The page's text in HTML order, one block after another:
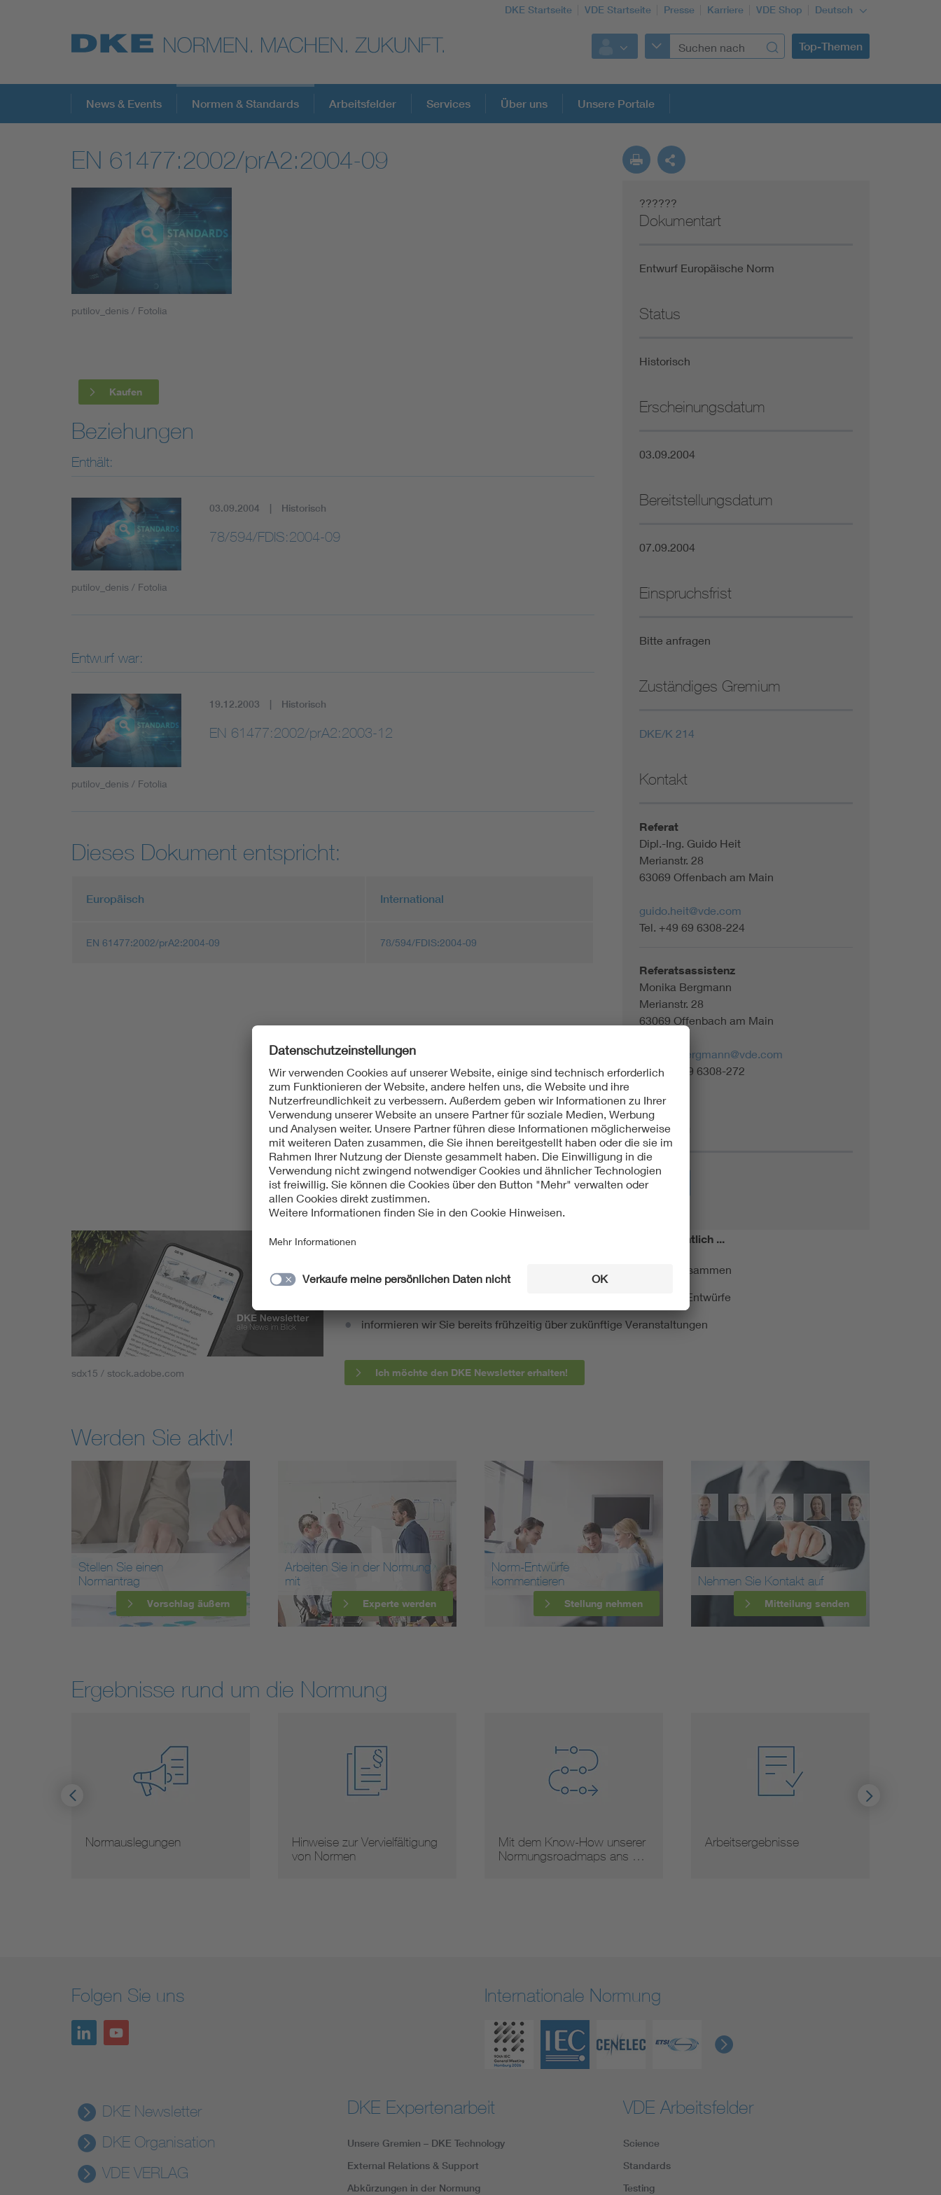
DKE Startseite VDE Startseite Presse Karriere VDE Shop Deutsch
Top-Themen
Top-Themen
VDE Fokusthemen
Digital Security
Energy
Mobility
Smart Cities
DKE Fachinformationen im Kontext der Normung
Funktionale Sicherheit schützt den Menschen
Not- und Sicherheitsbeleuchtung
News & Events Normen & Standards Arbeitsfelder Services Über uns Unsere Portale
EN 61477:2002/prA2:2004-09
putilov_denis / Fotolia
Kaufen
Beziehungen
Enthält:
putilov_denis / Fotolia
03.09.2004 Historisch
78/594/FDIS:2004-09
Entwurf war:
putilov_denis / Fotolia
19.12.2003 Historisch
EN 61477:2002/prA2:2003-12
Dieses Dokument entspricht:
Europäisch International
EN 61477:2002/prA2:2004-09 78/594/FDIS:2004-09
??????
Dokumentart
Entwurf Europäische Norm
Status
Historisch
Erscheinungsdatum
03.09.2004
Bereitstellungsdatum
07.09.2004
Einspruchsfrist
Bitte anfragen
Zuständiges Gremium
DKE/K 214
Kontakt
Referat
Dipl.-Ing. Guido Heit
Merianstr. 28
63069 Offenbach am Main
guido.heit@vde.com
Tel. +49 69 6308-224
Referatsassistenz
Monika Bergmann
Merianstr. 28
63069 Offenbach am Main
monika.bergmann@vde.com
Tel. +49 69 6308-272
Themen
Energie
sdx15 / stock.adobe.com
Mit unserem DKE Newsletter sind Sie immer top informiert! Monatlich ...
fassen wir die wichtigsten Entwicklungen in der Normung kurz zusammen
berichten wir über aktuelle Arbeitsergebnisse, Publikationen und Entwürfe
informieren wir Sie bereits frühzeitig über zukünftige Veranstaltungen
Ich möchte den DKE Newsletter erhalten!
Werden Sie aktiv!
Stellen Sie einen
Normantrag
Vorschlag äußern
Arbeiten Sie in der Normung
mit
Experte werden
Norm-Entwürfe
kommentieren
Stellung nehmen
Nehmen Sie Kontakt auf
Mitteilung senden
Ergebnisse rund um die Normung
Normauslegungen
Hinweise zur Vervielfältigung
von Normen
Mit dem Know-How unserer
Normungsroadmaps ans …
Arbeitsergebnisse
Folgen Sie uns Internationale Normung
DKE Newsletter
DKE Organisation
VDE VERLAG
DKE Expertenarbeit
Unsere Gremien – DKE Technology
External Relations & Support
Abkürzungen in der Normung
VDE Arbeitsfelder
Science
Standards
Testing